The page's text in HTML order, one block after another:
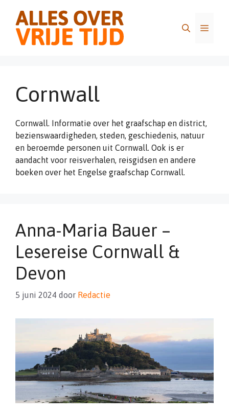
inhoud
Menu
Cornwall
Cornwall. Informatie over het graafschap en district,
bezienswaardigheden, steden, geschiedenis, natuur
en beroemde personen uit Cornwall. Ook is er
aandacht voor reisverhalen, reisgidsen en andere
boeken over het Engelse graafschap Cornwall.
Anna-Maria Bauer –
Lesereise Cornwall &
Devon
5 juni 2024 door Redactie